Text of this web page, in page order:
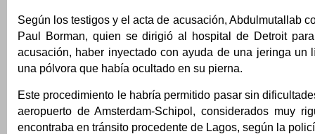
Según los testigos y el acta de acusación, Abdulmutallab
Paul Borman, quien se dirigió al hospital de Detroit
acusación, haber inyectado con ayuda de una jeringa un
una pólvora que había ocultado en su pierna.
Este procedimiento le habría permitido pasar sin
aeropuerto de Amsterdam-Schipol, considerados muy
encontraba en tránsito procedente de Lagos, según la